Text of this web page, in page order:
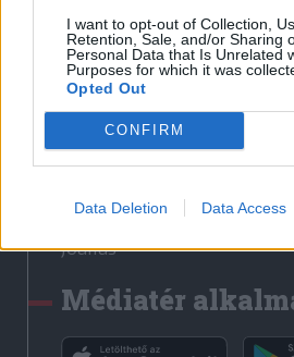
I want to opt-out of Collection,
Retention, Sale, and/or Sharing
Personal Data that Is Unrelated
Purposes for which it was
Opted Out
CONFIRM
Data Deletion Data Access
Liget
Krónika
Bihari Napló
Erdélyi Napló
Főtér
Rádió GaGa
Jóállás
Médiatér